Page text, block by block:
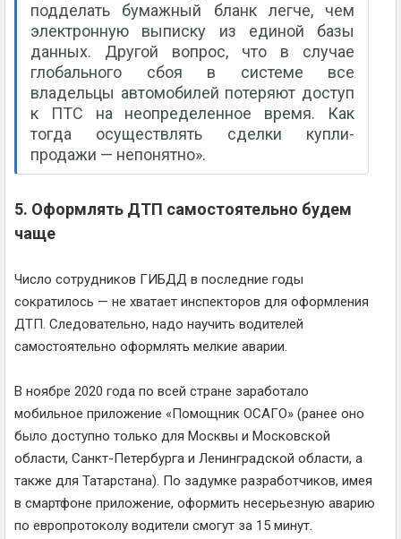
подделать бумажный бланк легче, чем
электронную выписку из единой базы
данных. Другой вопрос, что в случае
глобального сбоя в системе все
владельцы автомобилей потеряют доступ
к ПТС на неопределенное время. Как
тогда осуществлять сделки купли-
продажи — непонятно».
5. Оформлять ДТП самостоятельно будем
чаще
Число сотрудников ГИБДД в последние годы
сократилось — не хватает инспекторов для оформления
ДТП. Следовательно, надо научить водителей
самостоятельно оформлять мелкие аварии.
В ноябре 2020 года по всей стране заработало
мобильное приложение «Помощник ОСАГО» (ранее оно
было доступно только для Москвы и Московской
области, Санкт-Петербурга и Ленинградской области, а
также для Татарстана). По задумке разработчиков, имея
в смартфоне приложение, оформить несерьезную аварию
по европротоколу водители смогут за 15 минут.